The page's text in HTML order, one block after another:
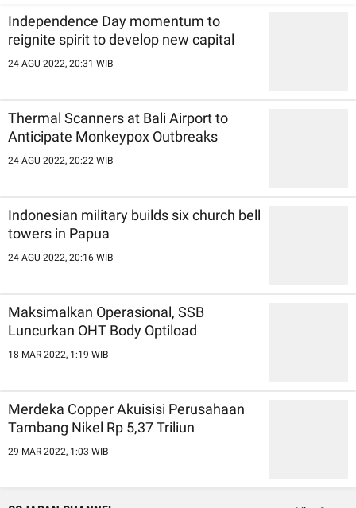
Independence Day momentum to
reignite spirit to develop new capital
24 AGU 2022, 20:31 WIB
Thermal Scanners at Bali Airport to
Anticipate Monkeypox Outbreaks
24 AGU 2022, 20:22 WIB
Indonesian military builds six church bell
towers in Papua
24 AGU 2022, 20:16 WIB
Maksimalkan Operasional, SSB
Luncurkan OHT Body Optiload
18 MAR 2022, 1:19 WIB
Merdeka Copper Akuisisi Perusahaan
Tambang Nikel Rp 5,37 Triliun
29 MAR 2022, 1:03 WIB